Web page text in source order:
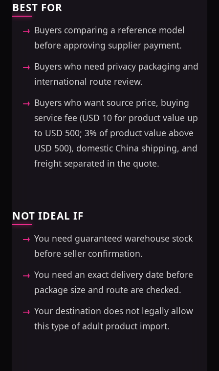
BEST FOR
Buyers comparing a reference model
before approving supplier payment.
Buyers who need privacy packaging and
international route review.
Buyers who want source price, buying
service fee (USD 10 for product value up
to USD 500; 3% of product value above
USD 500), domestic China shipping, and
freight separated in the quote.
NOT IDEAL IF
You need guaranteed warehouse stock
before seller confirmation.
You need an exact delivery date before
package size and route are checked.
Your destination does not legally allow
this type of adult product import.